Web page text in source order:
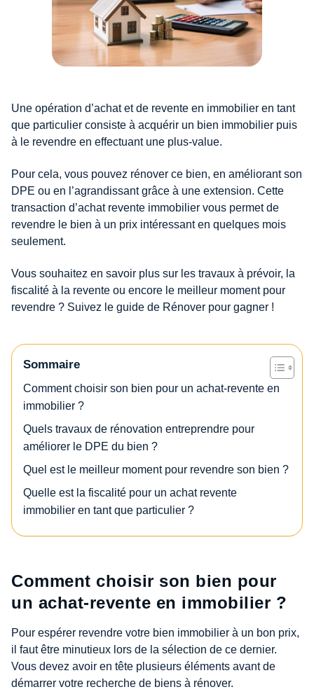
Une opération d’achat et de revente en immobilier en tant
que particulier consiste à acquérir un bien immobilier puis
à le revendre en effectuant une plus-value.
Pour cela, vous pouvez rénover ce bien, en améliorant son
DPE ou en l’agrandissant grâce à une extension. Cette
transaction d’achat revente immobilier vous permet de
revendre le bien à un prix intéressant en quelques mois
seulement.
Vous souhaitez en savoir plus sur les travaux à prévoir, la
fiscalité à la revente ou encore le meilleur moment pour
revendre ? Suivez le guide de Rénover pour gagner !
Sommaire
Comment choisir son bien pour un achat-revente en
immobilier ?
Quels travaux de rénovation entreprendre pour
améliorer le DPE du bien ?
Quel est le meilleur moment pour revendre son bien ?
Quelle est la fiscalité pour un achat revente
immobilier en tant que particulier ?
Comment choisir son bien pour
un achat-revente en immobilier ?
Pour espérer revendre votre bien immobilier à un bon prix,
il faut être minutieux lors de la sélection de ce dernier.
Vous devez avoir en tête plusieurs éléments avant de
démarrer votre recherche de biens à rénover.